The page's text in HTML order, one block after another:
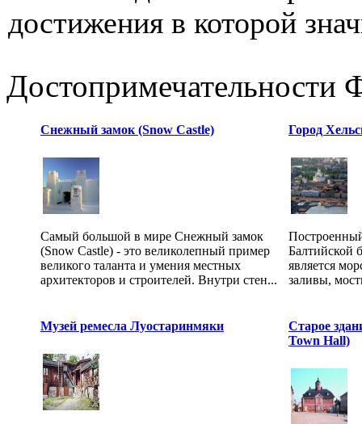
достижения в которой
Достопримечательности
Снежный замок (Snow Castle)
Самый большой в мире Снежный замок
(Snow Castle) - это великолепный пример
великого таланта и умения местных
архитекторов и строителей. Внутри стен...
Город
Балтийской
является
заливы,
Музей ремесла Луостаринмяки
Старое
Town Hall)